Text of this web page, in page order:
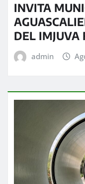
INVITA
DEL IMJUVA
admin